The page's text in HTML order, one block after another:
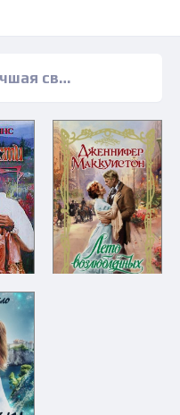
полные версии